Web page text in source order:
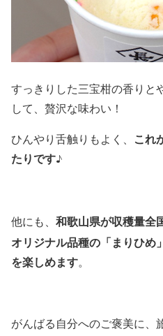
すっきりした三宝柑の香りと
して、贅沢な味わい！
ひんやり舌触りもよく、 これ
たりです♪
他にも、 和歌山県が収穫量全
オリジナル品種の「まりひめ
を楽しめます。
がんばる自分へのご褒美に、